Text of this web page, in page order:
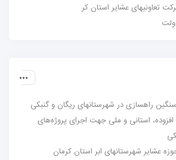
تعاونیهای عشایر استان کر
راهسازی در شهرستانهای ریگان و گنبکی
استانی و ملی جهت اجرای پروژه‌های
عشایر شهرستانهای ابر استان کرمان